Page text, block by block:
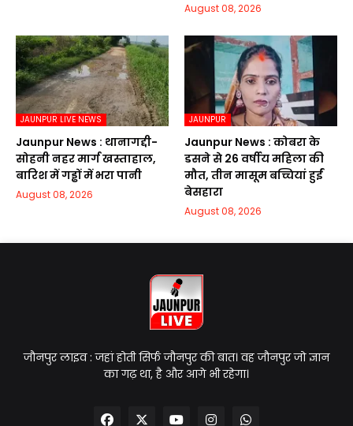
August 08, 2026
JAUNPUR LIVE NEWS
Jaunpur News : थानागद्दी-
सोहनी नहर मार्ग खस्ताहाल,
बारिश में गड्ढों में भरा पानी
August 08, 2026
JAUNPUR
Jaunpur News : कोबरा के
डसने से 26 वर्षीय महिला की
मौत, तीन मासूम बच्चियां हुईं
बेसहारा
August 08, 2026
जौनपुर लाइव : जहां होती सिर्फ जौनपुर की बात। वह जौनपुर जो ज्ञान
का गढ़ था, है और आगे भी रहेगा।